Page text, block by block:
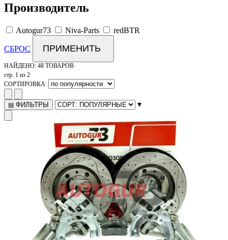
Производитель
Autogur73 Niva-Parts redBTR
СБРОС ПРИМЕНИТЬ
НАЙДЕНО: 48 ТОВАРОВ
стр. 1 из 2
СОРТИРОВКА:
▤ ФИЛЬТРЫ ▾